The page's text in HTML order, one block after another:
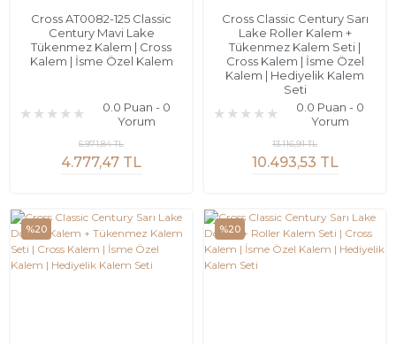
Cross AT0082-125 Classic
Century Mavi Lake
Tükenmez Kalem | Cross
Kalem | İsme Özel Kalem
0.0 Puan - 0
Yorum
4.777,47 TL
5.971,84 TL
Cross Classic Century Sarı
Lake Roller Kalem +
Tükenmez Kalem Seti |
Cross Kalem | İsme Özel
Kalem | Hediyelik Kalem
Seti
0.0 Puan - 0
Yorum
10.493,53 TL
13.116,91 TL
%20 %20